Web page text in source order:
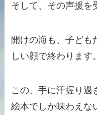
そして、その声援を
開けの海も、子ども
しい顔で終わります。
この、手に汗握り過
絵本でしか味わえな